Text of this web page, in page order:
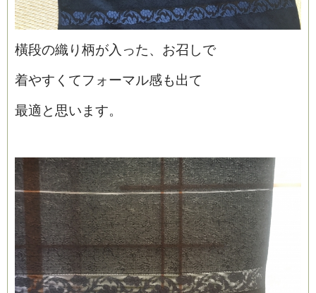
橫段の織り柄が入った、お召しで
着やすくてフォーマル感も出て
最適と思います。